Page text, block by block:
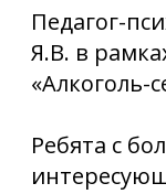
Педагог-
Я.В. в
«Алкоголь-
Ребята с